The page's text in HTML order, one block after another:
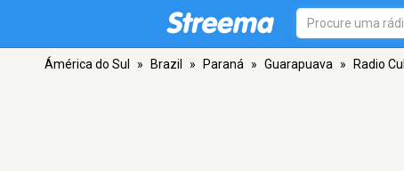
Ámérica do Sul » Brazil » Paraná » Guarapuava » Radio